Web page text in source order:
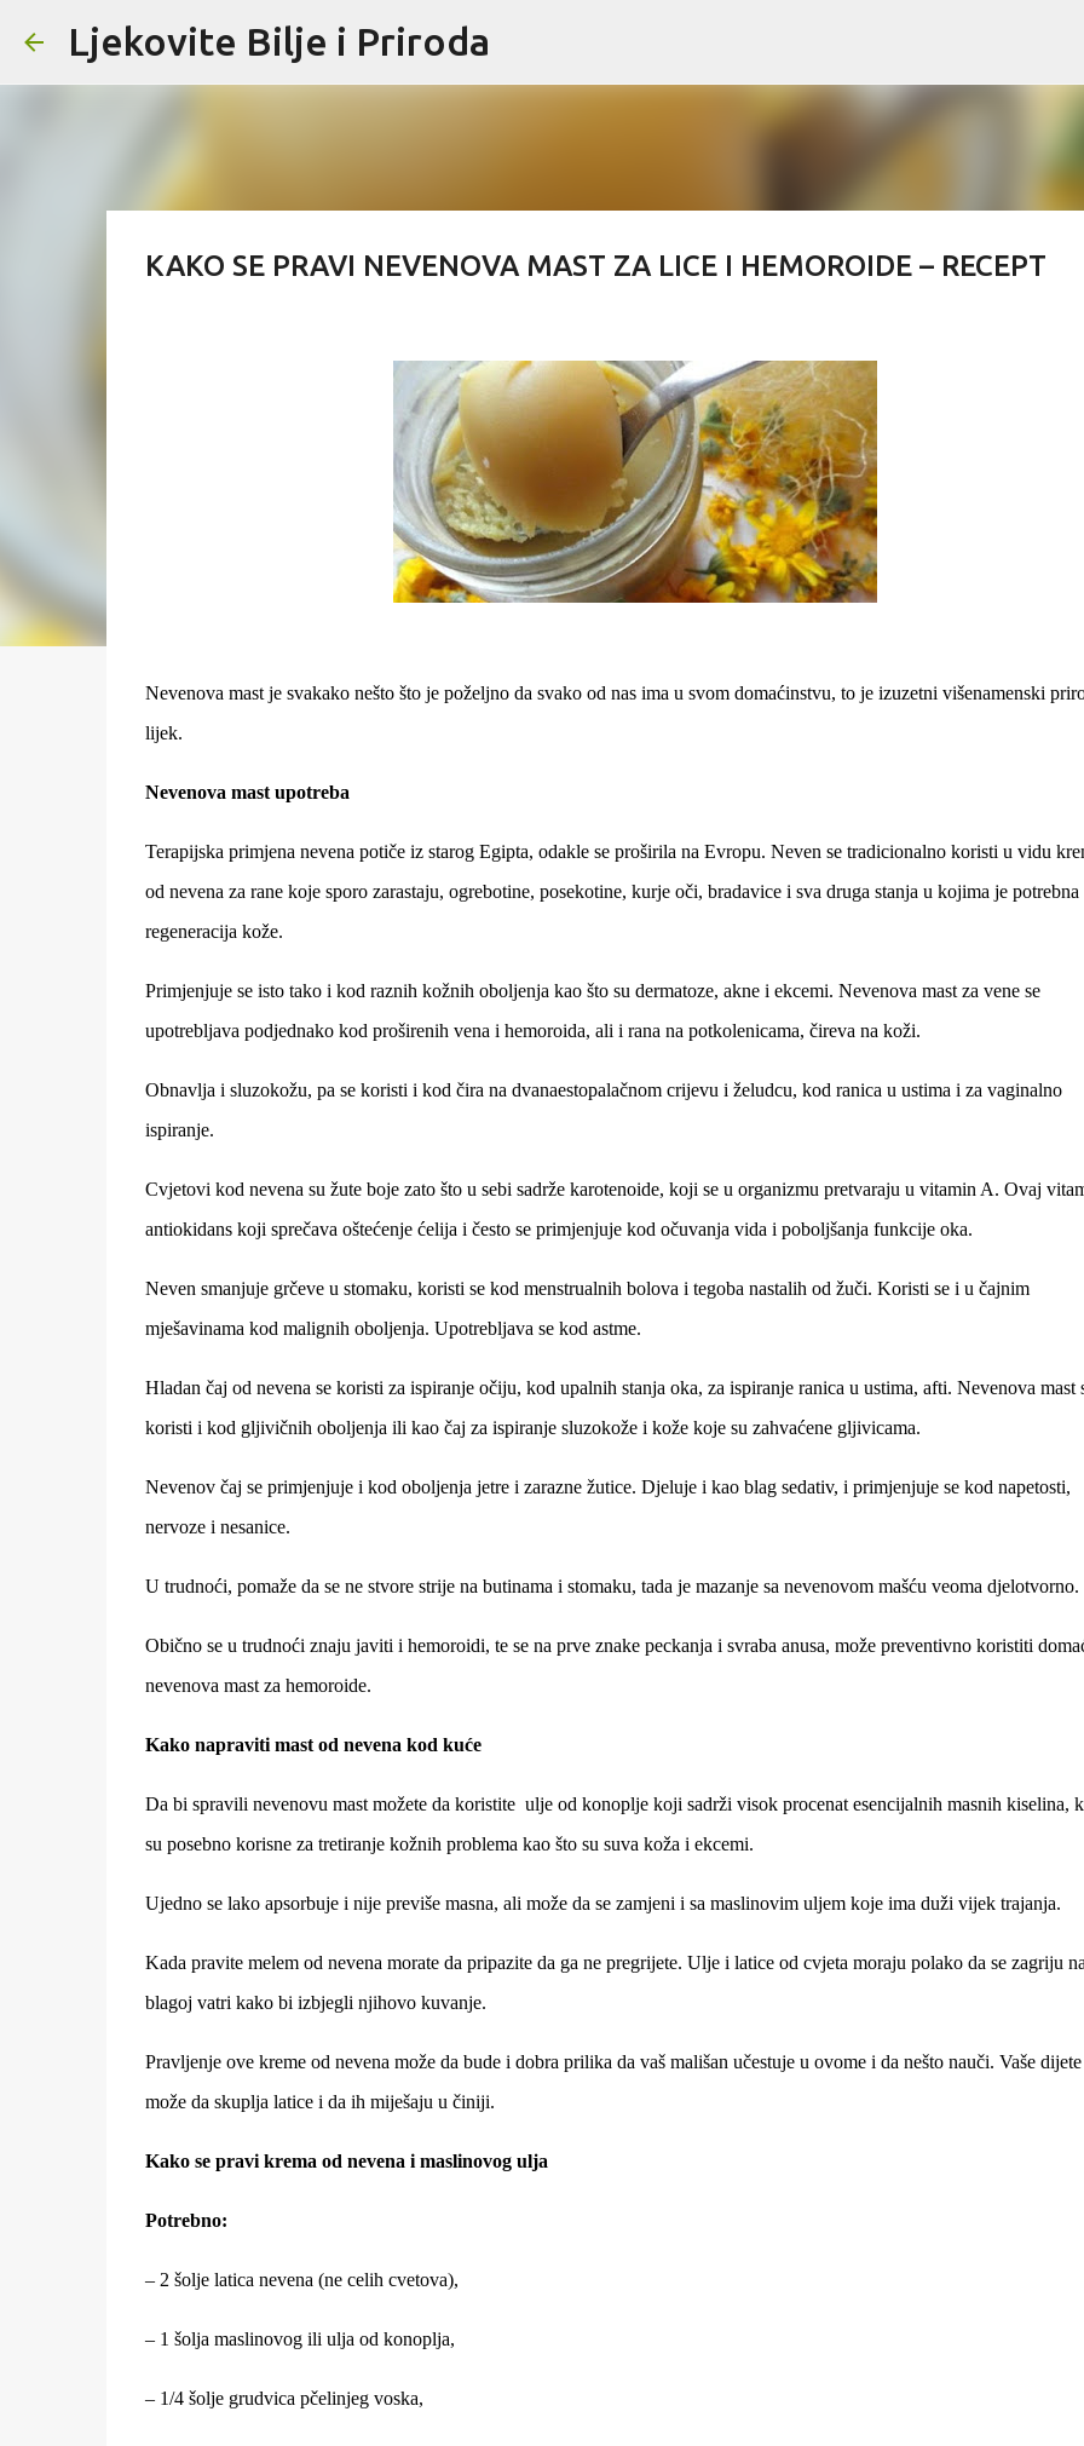
Ljekovite Bilje i Priroda
KAKO SE PRAVI NEVENOVA MAST ZA LICE I HEMOROIDE – RECEPT
Nevenova mast je svakako nešto što je poželjno da svako od nas ima u svom domaćinstvu, to je izuzetni višenamenski
lijek.
Nevenova mast upotreba
Terapijska primjena nevena potiče iz starog Egipta, odakle se proširila na Evropu. Neven se tradicionalno koristi u vidu
od nevena za rane koje sporo zarastaju, ogrebotine, posekotine, kurje oči, bradavice i sva druga stanja u kojima je potrebna
regeneracija kože.
Primjenjuje se isto tako i kod raznih kožnih oboljenja kao što su dermatoze, akne i ekcemi. Nevenova mast za vene se
upotrebljava podjednako kod proširenih vena i hemoroida, ali i rana na potkolenicama, čireva na koži.
Obnavlja i sluzokožu, pa se koristi i kod čira na dvanaestopalačnom crijevu i želudcu, kod ranica u ustima i za vaginalno
ispiranje.
Cvjetovi kod nevena su žute boje zato što u sebi sadrže karotenoide, koji se u organizmu pretvaraju u vitamin A. Ovaj
antiokidans koji sprečava oštećenje ćelija i često se primjenjuje kod očuvanja vida i poboljšanja funkcije oka.
Neven smanjuje grčeve u stomaku, koristi se kod menstrualnih bolova i tegoba nastalih od žuči. Koristi se i u čajnim
mješavinama kod malignih oboljenja. Upotrebljava se kod astme.
Hladan čaj od nevena se koristi za ispiranje očiju, kod upalnih stanja oka, za ispiranje ranica u ustima, afti. Nevenova mast
koristi i kod gljivičnih oboljenja ili kao čaj za ispiranje sluzokože i kože koje su zahvaćene gljivicama.
Nevenov čaj se primjenjuje i kod oboljenja jetre i zarazne žutice. Djeluje i kao blag sedativ, i primjenjuje se kod napetosti,
nervoze i nesanice.
U trudnoći, pomaže da se ne stvore strije na butinama i stomaku, tada je mazanje sa nevenovom mašću veoma djelotvorno.
Obično se u trudnoći znaju javiti i hemoroidi, te se na prve znake peckanja i svraba anusa, može preventivno koristiti
nevenova mast za hemoroide.
Kako napraviti mast od nevena kod kuće
Da bi spravili nevenovu mast možete da koristite ulje od konoplje koji sadrži visok procenat esencijalnih masnih kiselina,
su posebno korisne za tretiranje kožnih problema kao što su suva koža i ekcemi.
Ujedno se lako apsorbuje i nije previše masna, ali može da se zamjeni i sa maslinovim uljem koje ima duži vijek trajanja.
Kada pravite melem od nevena morate da pripazite da ga ne pregrijete. Ulje i latice od cvjeta moraju polako da se zagriju na
blagoj vatri kako bi izbjegli njihovo kuvanje.
Pravljenje ove kreme od nevena može da bude i dobra prilika da vaš mališan učestuje u ovome i da nešto nauči. Vaše dijete
može da skuplja latice i da ih miješaju u činiji.
Kako se pravi krema od nevena i maslinovog ulja
Potrebno:
– 2 šolje latica nevena (ne celih cvetova),
– 1 šolja maslinovog ili ulja od konoplja,
– 1/4 šolje grudvica pčelinjeg voska,